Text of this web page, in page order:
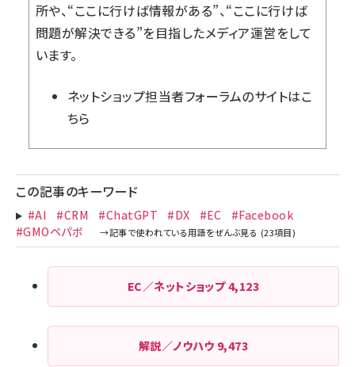
所や、“ここに行けば情報がある”、“ここに行けば
問題が解決できる”を目指したメディア運営をして
います。
ネットショップ担当者フォーラムのサイトはこ
ちら
この記事のキーワード
#AI #CRM #ChatGPT #DX #EC
#Facebook
#GMOペパボ
EC／ネットショップ4,123
解説／ノウハウ 9,473